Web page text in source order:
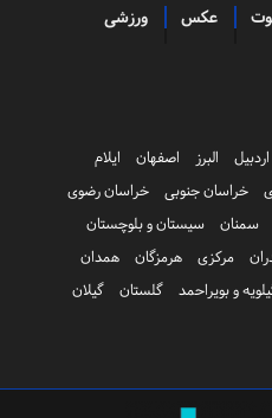
عکس ورزشی
اردبیل البرز اصفهان
ایلام
خراسان جنوبی
خراسان رضوی
سمنان
سیستان و بلوچستان
مرکزی هرمزگان
همدان
و بویراحمد گلستان
گیلان